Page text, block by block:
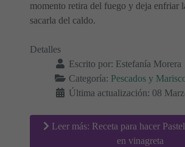
momento retira del fuego y deja enfriar
sacarla del caldo.
Detalles
Escrito por: Estefanía Morera
Categoría: Pescados y
Última actualización: 08
Leer más: Receta para hacer
en vinagreta